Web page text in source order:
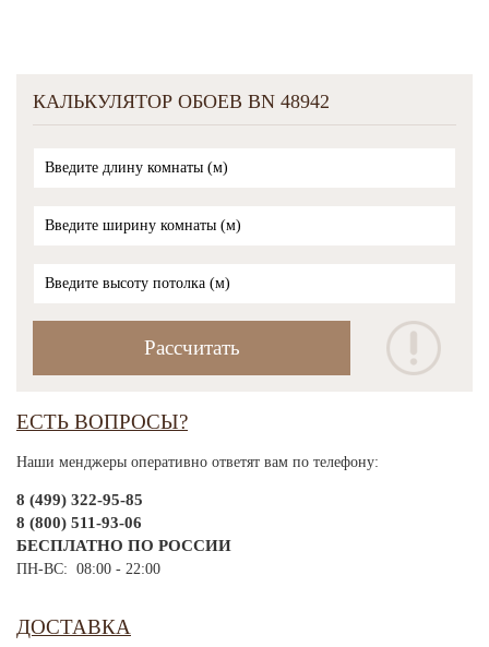
КАЛЬКУЛЯТОР ОБОЕВ BN 48942
ЕСТЬ ВОПРОСЫ?
Наши менджеры оперативно ответят вам по телефону:
8 (499) 322-95-85
8 (800) 511-93-06
БЕСПЛАТНО ПО РОССИИ
ПН-ВС: 08:00 - 22:00
ДОСТАВКА